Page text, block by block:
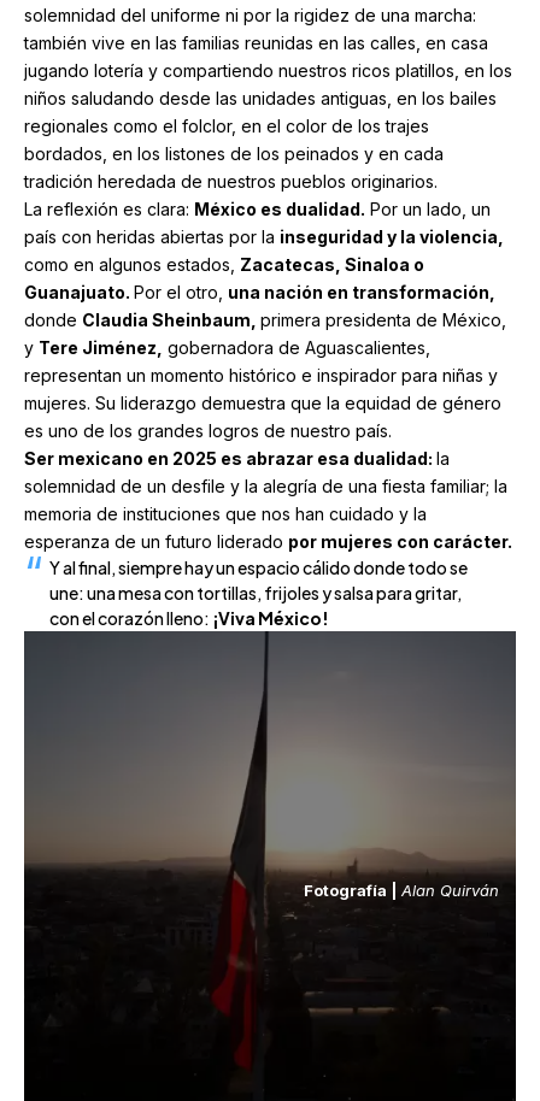
solemnidad del uniforme ni por la rigidez de una marcha:
también vive en las familias reunidas en las calles, en casa
jugando lotería y compartiendo nuestros ricos platillos, en los
niños saludando desde las unidades antiguas, en los bailes
regionales como el folclor, en el color de los trajes
bordados, en los listones de los peinados y en cada
tradición heredada de nuestros pueblos originarios.
La reflexión es clara: México es dualidad. Por un lado, un
país con heridas abiertas por la inseguridad y la violencia,
como en algunos estados, Zacatecas, Sinaloa o
Guanajuato. Por el otro, una nación en transformación,
donde Claudia Sheinbaum, primera presidenta de México,
y Tere Jiménez, gobernadora de Aguascalientes,
representan un momento histórico e inspirador para niñas y
mujeres. Su liderazgo demuestra que la equidad de género
es uno de los grandes logros de nuestro país.
Ser mexicano en 2025 es abrazar esa dualidad: la
solemnidad de un desfile y la alegría de una fiesta familiar; la
memoria de instituciones que nos han cuidado y la
esperanza de un futuro liderado por mujeres con carácter.
Y al final, siempre hay un espacio cálido donde todo se
une: una mesa con tortillas, frijoles y salsa para gritar,
con el corazón lleno: ¡Viva México!
Fotografía | Alan Quirván